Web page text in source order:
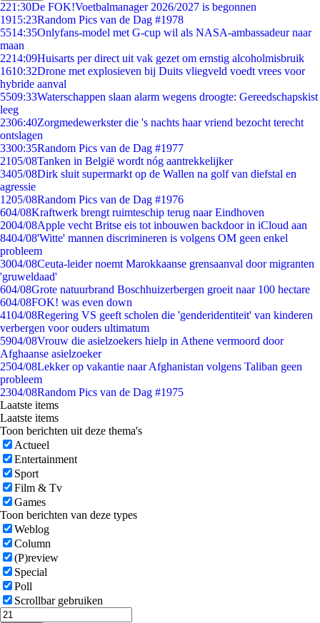
221:30De FOK!Voetbalmanager 2026/2027 is begonnen
1915:23Random Pics van de Dag #1978
5514:35Onlyfans-model met G-cup wil als NASA-ambassadeur naar
maan
2214:09Huisarts per direct uit vak gezet om ernstig alcoholmisbruik
1610:32Drone met explosieven bij Duits vliegveld voedt vrees voor
hybride aanval
5509:33Waterschappen slaan alarm wegens droogte: Gereedschapskist
leeg
2306:40Zorgmedewerkster die 's nachts haar vriend bezocht terecht
ontslagen
3300:35Random Pics van de Dag #1977
2105/08Tanken in België wordt nóg aantrekkelijker
3405/08Dirk sluit supermarkt op de Wallen na golf van diefstal en
agressie
1205/08Random Pics van de Dag #1976
604/08Kraftwerk brengt ruimteschip terug naar Eindhoven
2004/08Apple vecht Britse eis tot inbouwen backdoor in iCloud aan
8404/08'Witte' mannen discrimineren is volgens OM geen enkel
probleem
3004/08Ceuta-leider noemt Marokkaanse grensaanval door migranten
'gruweldaad'
604/08Grote natuurbrand Boschhuizerbergen groeit naar 100 hectare
604/08FOK! was even down
4104/08Regering VS geeft scholen die 'genderidentiteit' van kinderen
verbergen voor ouders ultimatum
5904/08Vrouw die asielzoekers hielp in Athene vermoord door
Afghaanse asielzoeker
2504/08Lekker op vakantie naar Afghanistan volgens Taliban geen
probleem
2304/08Random Pics van de Dag #1975
Laatste items
Laatste items
Toon berichten uit deze thema's
Actueel
Entertainment
Sport
Film & Tv
Games
Toon berichten van deze types
Weblog
Column
(P)review
Special
Poll
Scrollbar gebruiken